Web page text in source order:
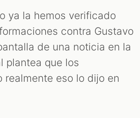
ya la hemos verificado
contra Gustavo
de una noticia en la
plantea que los
realmente eso lo dijo en